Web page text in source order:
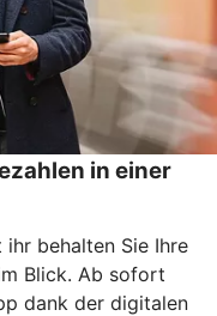
in einer
ihr behalten Sie Ihre
Blick. Ab sofort
dank der digitalen